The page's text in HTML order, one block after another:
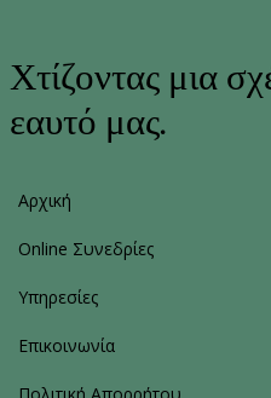
Χτίζοντας μια
εαυτό μας.
Αρχική
Online Συνεδρίες
Υπηρεσίες
Επικοινωνία